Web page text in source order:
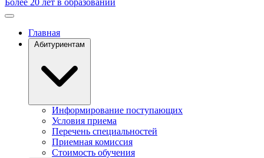
Более 20 лет в образовании
Главная
Абитуриентам
Информирование поступающих
Условия приема
Перечень специальностей
Приемная комиссия
Стоимость обучения